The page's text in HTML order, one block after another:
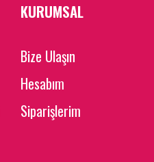
KURUMSAL
Bize Ulaşın
Hesabım
Siparişlerim